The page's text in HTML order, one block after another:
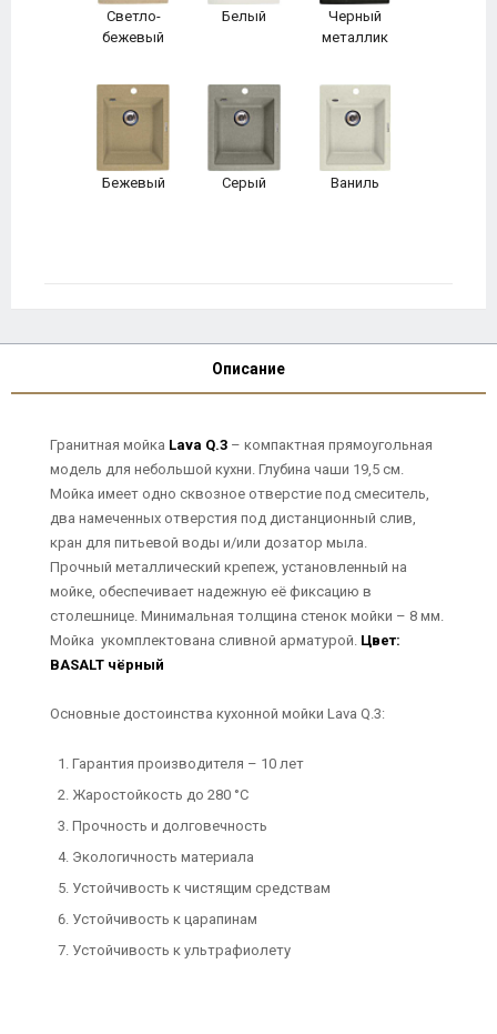
Светло-
бежевый
Белый
Черный
металлик
Бежевый Серый Ваниль
Описание
Гранитная мойка Lava Q.3 – компактная прямоугольная
модель для небольшой кухни. Глубина чаши 19,5 см.
Мойка имеет одно сквозное отверстие под смеситель,
два намеченных отверстия под дистанционный слив,
кран для питьевой воды и/или дозатор мыла.
Прочный металлический крепеж, установленный на
мойке, обеспечивает надежную её фиксацию в
столешнице. Минимальная толщина стенок мойки – 8 мм.
Мойка укомплектована сливной арматурой. Цвет:
BASALT чёрный
Основные достоинства кухонной мойки Lava Q.3:
Гарантия производителя – 10 лет
Жаростойкость до 280 °С
Прочность и долговечность
Экологичность материала
Устойчивость к чистящим средствам
Устойчивость к царапинам
Устойчивость к ультрафиолету